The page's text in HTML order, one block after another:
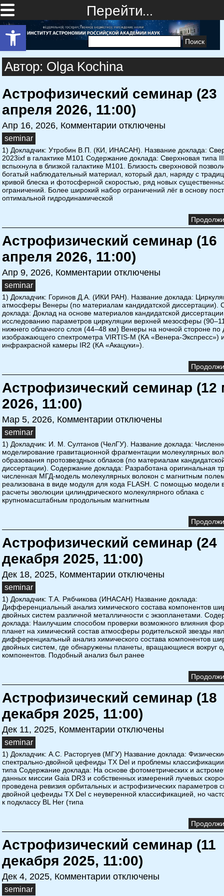
Открыть панель инструментов
Перейти…
Найти:
Автор: Olga Kochina
Астрофизический семинар (23
апреля 2026, 11:00)
Апр 16, 2026, Комментарии отключены
seminar
1) Докладчик: Утробин В.П. (КИ, ИНАСАН). Название доклада:
2023ixf в галактике M101 Содержание доклада: Сверхновая типа
вспыхнула в близкой галактике M101. Близость сверхновой
богатый наблюдательный материал, который дал, наряду с
кривой блеска и фотосферной скоростью, ряд новых
ограничений. Более широкий набор ограничений лёг в основу
оптимальной гидродинамической
Астрофизический семинар (16
апреля 2026, 11:00)
Апр 9, 2026, Комментарии отключены
seminar
1) Докладчик: Горинов Д.А. (ИКИ РАН). Название доклада:
атмосферы Венеры (по материалам кандидатской диссертации).
доклада: Доклад на основе материалов кандидатской
исследованию параметров циркуляции верхней мезосферы
нижнего облачного слоя (44–48 км) Венеры на ночной стороне
изображающего спектрометра VIRTIS-M (КА «Венера-Экспресс»)
инфракрасной камеры IR2 (КА «Акацуки»).
Астрофизический семинар (12
2026, 11:00)
Мар 5, 2026, Комментарии отключены
seminar
1) Докладчик: И. М. Султанов (ЧелГУ). Название доклада:
моделирование гравитационной фрагментации молекулярных
образования протозвездных облаков (по материалам
диссертации). Содержание доклада: Разработана оригинальная
численная МГД-модель молекулярных волокон с магнитным
реализована в виде модуля для кода FLASH. С помощью модели
расчеты эволюции цилиндрического молекулярного облака с
крупномасштабным продольным магнитным
Астрофизический семинар (24
декабря 2025, 11:00)
Дек 18, 2025, Комментарии отключены
seminar
1) Докладчик: Т.А. Рябчикова (ИНАСАН) Название доклада:
Дифференциальный анализ химического состава компонентов
двойных систем различной металличности с экзопланетами.
доклада: Наилучшим способом проверки возможного влияния
планет на химический состав атмосферы родительской звезды
дифференциальный анализ химического состава компонентов
двойных систем, где обнаружены планеты, вращающиеся вокруг
компонентов. Подобный анализ был ранее
Астрофизический семинар (18
декабря 2025, 11:00)
Дек 11, 2025, Комментарии отключены
seminar
1) Докладчик: А.С. Расторгуев (МГУ) Название доклада:
спектрально-двойной цефеиды TX Del и проблемы
типа Содержание доклада: На основе фотометрических и
данных миссии Gaia DR3 и собственных измерений лучевых
проведена ревизия орбитальных и астрофизических параметров
двойной цефеиды TX Del с неуверенной классификацией, но
к подклассу BL Her (типа
Астрофизический семинар (11
декабря 2025, 11:00)
Дек 4, 2025, Комментарии отключены
seminar